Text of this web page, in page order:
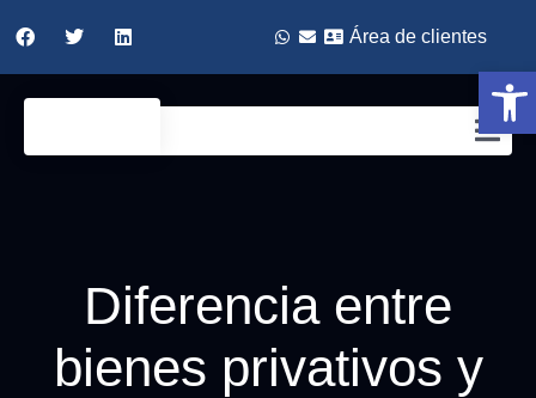
Área de clientes
Diferencia entre
bienes privativos y